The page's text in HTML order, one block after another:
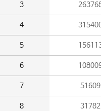
3
4
5
6
7 51609
8 31782